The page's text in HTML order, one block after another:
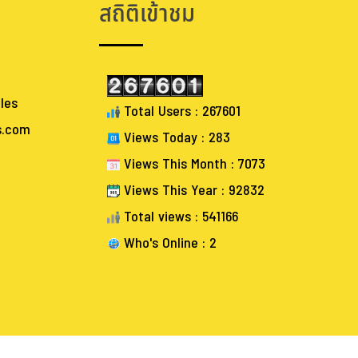
สถิติเข้าชม
Total Users : 267601
Views Today : 283
Views This Month : 7073
Views This Year : 92832
Total views : 541166
Who's Online : 2